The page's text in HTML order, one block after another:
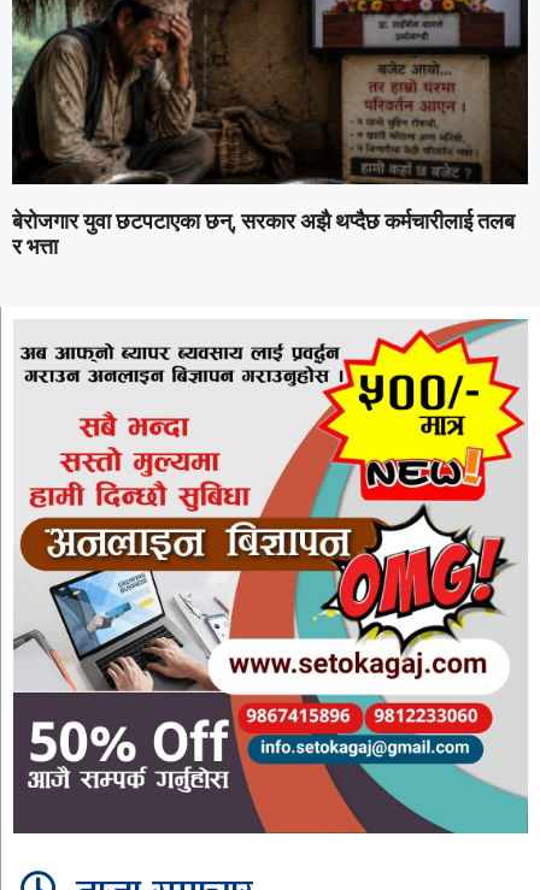
बेरोजगार युवा छटपटाएका छन्, सरकार अझै थप्दैछ कर्मचारीलाई तलब
र भत्ता